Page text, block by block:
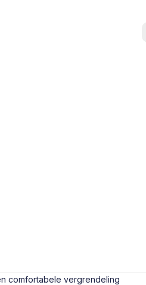
comfortabele vergrendeling